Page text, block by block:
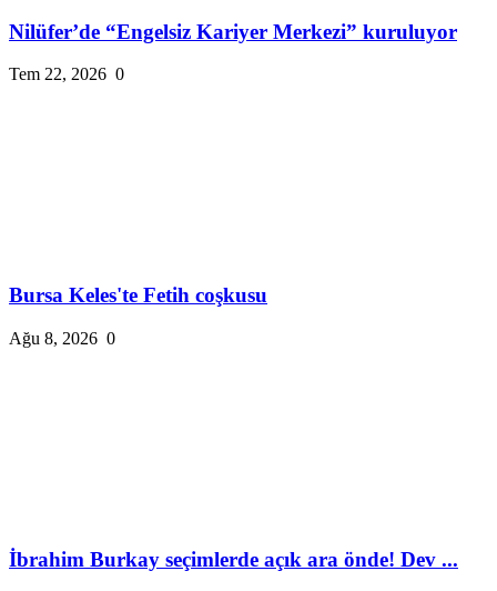
Nilüfer’de “Engelsiz Kariyer Merkezi” kuruluyor
Tem 22, 2026 0
Bursa Keles'te Fetih coşkusu
Ağu 8, 2026 0
İbrahim Burkay seçimlerde açık ara önde! Dev ...